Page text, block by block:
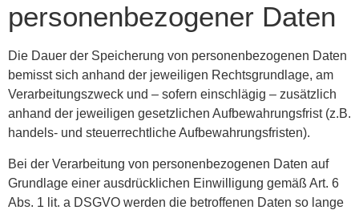
personenbezogener Daten
Die Dauer der Speicherung von personenbezogenen Daten
bemisst sich anhand der jeweiligen Rechtsgrundlage, am
Verarbeitungszweck und – sofern einschlägig – zusätzlich
anhand der jeweiligen gesetzlichen Aufbewahrungsfrist (z.B.
handels- und steuerrechtliche Aufbewahrungsfristen).
Bei der Verarbeitung von personenbezogenen Daten auf
Grundlage einer ausdrücklichen Einwilligung gemäß Art. 6
Abs. 1 lit. a DSGVO werden die betroffenen Daten so lange